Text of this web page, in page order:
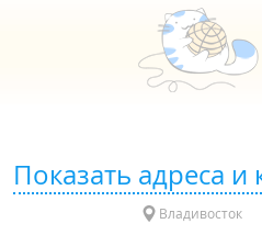
Показать адреса и
Владивосток